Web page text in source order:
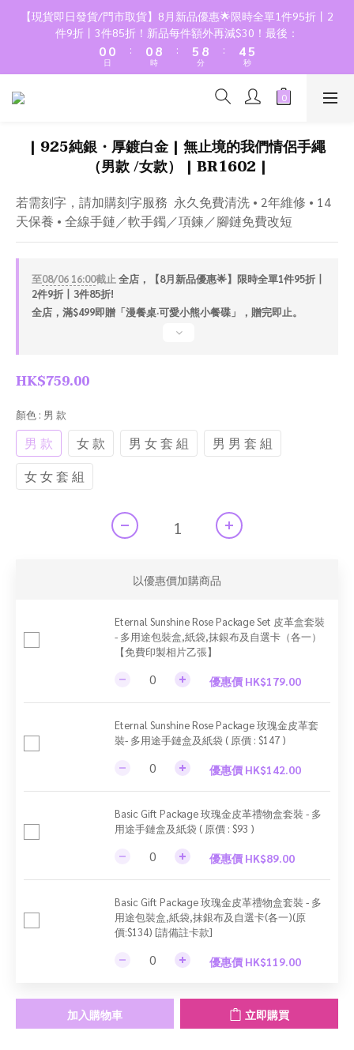
【現貨即日發貨/門市取貨】8月新品優惠🌟限時全單1件95折丨2
件9折丨3件85折！新品每件額外再減$30！最後：
2
1
0
2
1
0
日
:
2
1
0
9
8
7
3
2
0
時
:
7
6
5
4
0
9
8
7
3
2
0
分
:
6
5
4
3
1
7
6
5
4
3
2
0
秒
| 925純銀・厚鍍白金 | 無止境的我們情侶手繩
（男款 /女款） | BR1602 |
若需刻字，請加購刻字服務  永久免費清洗 • 2年維修 • 14
天保養 • 全線手鏈／軟手鐲／項鍊／腳鏈免費改短
至08/06 16:00截止 全店，【8月新品優惠🌟】限時全單1件95折丨
2件9折丨3件85折!
全店，滿$499即贈「漫餐桌·可愛小熊小餐碟」，贈完即止。
HK$759.00
顏色 : 男 款
男 款 女 款 男 女 套 組
男 男 套 組
女 女 套 組
以優惠價加購商品
Eternal Sunshine Rose Package Set 皮革盒套裝
- 多用途包裝盒,紙袋,抹銀布及自選卡（各一）
【免費印製相片乙張】
優惠價 HK$179.00
Eternal Sunshine Rose Package 玫瑰金皮革套
裝- 多用途手鏈盒及紙袋 ( 原價 : $147 )
優惠價 HK$142.00
Basic Gift Package 玫瑰金皮革禮物盒套裝 - 多
用途手鏈盒及紙袋 ( 原價 : $93 )
優惠價 HK$89.00
Basic Gift Package 玫瑰金皮革禮物盒套裝 - 多
用途包裝盒,紙袋,抹銀布及自選卡(各一)(原
價:$134) [請備註卡款]
優惠價 HK$119.00
加入購物車 立即購買